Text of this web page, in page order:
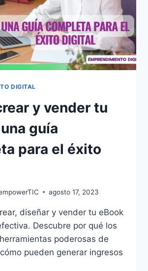
DIGITAL
y vender tu
guía
para el éxito
agosto 17, 2023
diseñar y vender tu eBook
Descubre por qué los
poderosas de
pueden generar ingresos